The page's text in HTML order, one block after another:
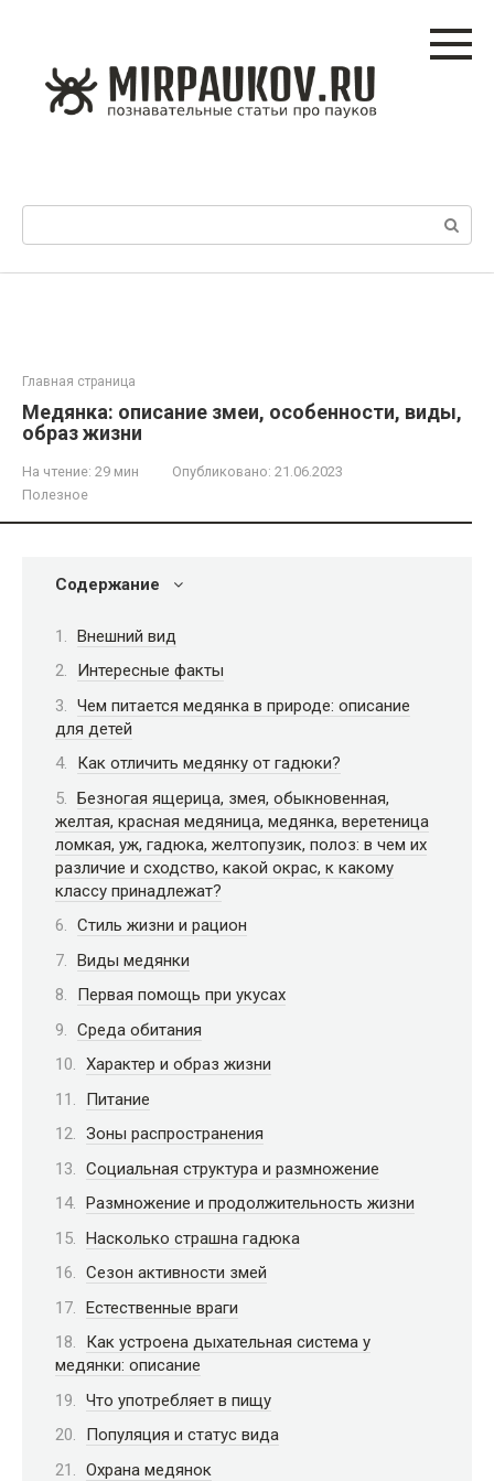
Главная страница
Медянка: описание змеи, особенности, виды,
образ жизни
На чтение: 29 мин Опубликовано: 21.06.2023
Полезное
Содержание
Внешний вид
Интересные факты
Чем питается медянка в природе: описание
для детей
Как отличить медянку от гадюки?
Безногая ящерица, змея, обыкновенная,
желтая, красная медяница, медянка, веретеница
ломкая, уж, гадюка, желтопузик, полоз: в чем их
различие и сходство, какой окрас, к какому
классу принадлежат?
Стиль жизни и рацион
Виды медянки
Первая помощь при укусах
Среда обитания
Характер и образ жизни
Питание
Зоны распространения
Социальная структура и размножение
Размножение и продолжительность жизни
Насколько страшна гадюка
Сезон активности змей
Естественные враги
Как устроена дыхательная система у
медянки: описание
Что употребляет в пищу
Популяция и статус вида
Охрана медянок